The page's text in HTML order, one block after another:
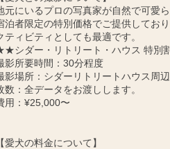
元にいるプロの写真家が自然で可愛
泊者限定の特別価格でご提供してお
ティビティとしても最適です。
シダー・リトリート・ハウス 特別
影所要時間：30分程度
影場所：シダーリトリートハウス周辺
数：全データをお渡しします。
用：¥25,000〜
【愛犬の料金について】